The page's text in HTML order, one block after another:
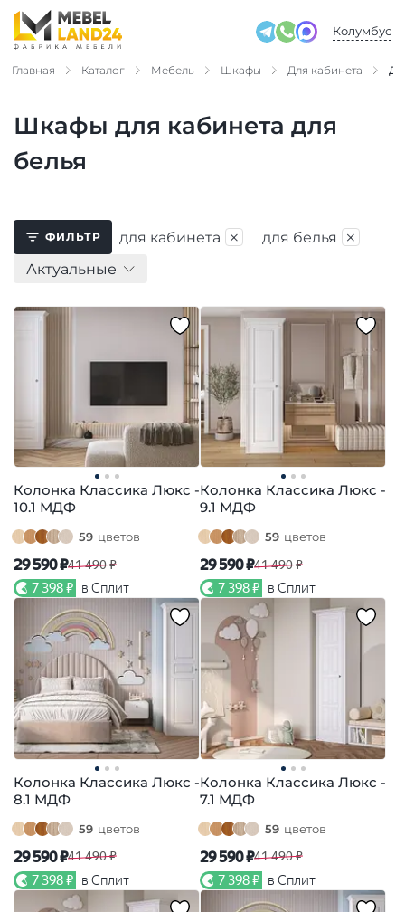
Колумбус
Главная Каталог Мебель Шкафы Для кабинета
Шкафы для кабинета для
белья
ФИЛЬТР для кабинета × для белья ×
Актуальные
Колонка Классика Люкс -
10.1 МДФ
59 цветов
29 590 ₽41 490 ₽
7 398 ₽ в Сплит
Колонка Классика Люкс -
9.1 МДФ
59 цветов
29 590 ₽41 490 ₽
7 398 ₽ в Сплит
Колонка Классика Люкс -
8.1 МДФ
59 цветов
29 590 ₽41 490 ₽
7 398 ₽ в Сплит
Колонка Классика Люкс -
7.1 МДФ
59 цветов
29 590 ₽41 490 ₽
7 398 ₽ в Сплит